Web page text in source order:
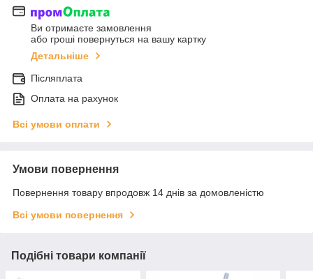
Ви отримаєте замовлення
або гроші повернуться на вашу картку
Детальніше
Післяплата
Оплата на рахунок
Всі умови оплати
Умови повернення
Повернення товару впродовж 14 днів за домовленістю
Всі умови повернення
Подібні товари компанії